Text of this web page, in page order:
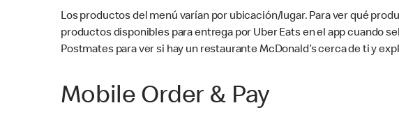
Los productos del menú varían por ubicación/lugar. Para ver qué
productos disponibles para entrega por Uber Eats en el app cuando
Postmates para ver si hay un restaurante McDonald’s cerca de ti y
Mobile Order & Pay